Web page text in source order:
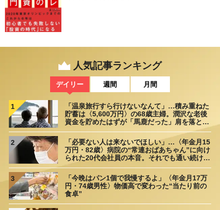
人気記事ランキング
デイリー 週間 月間
1
「温泉旅行すら行けないなんて」…積み重ねた
貯蓄は〈5,600万円〉の68歳主婦。潤沢な老後
資金を貯めたはずが「馬鹿だった」肩を落とす
2
「必要ない人は来ないでほしい」…〈年金月15
万円・82歳〉病院の“常連おばあちゃん”に向け
られた20代会社員の本音。それでも通い続ける
3
「今晩はパン1個で我慢するよ」〈年金月17万
円・74歳男性〉物価高で変わった“当たり前の
食卓”